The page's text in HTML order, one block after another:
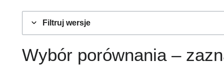
Filtruj wersje
Wybór porównania –